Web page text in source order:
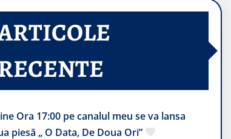
Ora 17:00 pe canalul meu se va lansa
piesă „ O Data, De Doua Ori”